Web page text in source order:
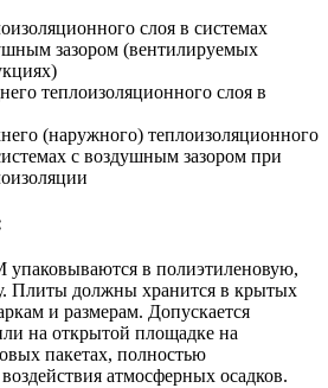
слоя в системах
зазором (вентилируемых
теплоизоляционного слоя в
(наружного) теплоизоляционного
с воздушным зазором при
в полиэтиленовую,
Плиты должны хранится в крытых
и размерам. Допускается
на открытой площадке на
пакетах, полностью
атмосферных осадков.